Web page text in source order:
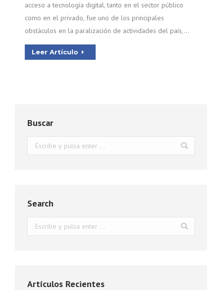
acceso a tecnología digital, tanto en el sector público
como en el privado, fue uno de los principales
obstáculos en la paralización de actividades del país,…
Leer Artículo
Buscar
Buscar:
Search
Buscar:
Artículos Recientes